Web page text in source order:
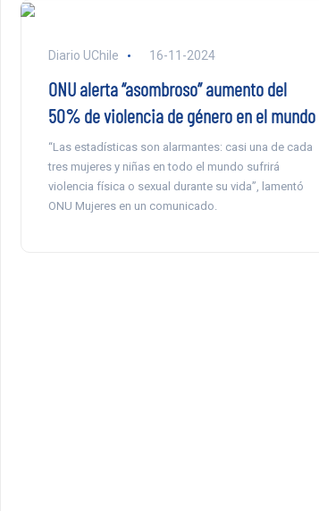
Diario UChile 16-11-2024
ONU alerta “asombroso” aumento del
50% de violencia de género en el mundo
“Las estadísticas son alarmantes: casi una de cada
tres mujeres y niñas en todo el mundo sufrirá
violencia física o sexual durante su vida”, lamentó
ONU Mujeres en un comunicado.